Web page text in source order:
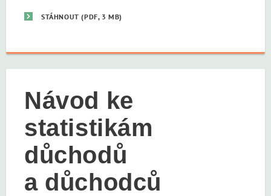
STÁHNOUT(PDF, 3 MB)
Návod ke
statistikám
důchodů
a důchodců